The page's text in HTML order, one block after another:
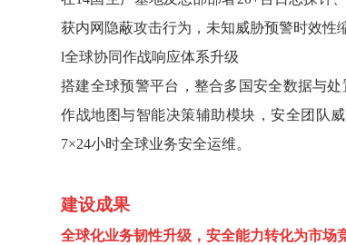
获内网隐蔽攻击行为，未知威胁预警时效性
l全球协同作战响应体系升级
搭建全球预警平台，整合多国安全数据与
作战地图与智能决策辅助模块，安全团队
7×24小时全球业务安全运维。
建设成果
全球化业务韧性升级，安全能力转化为市场